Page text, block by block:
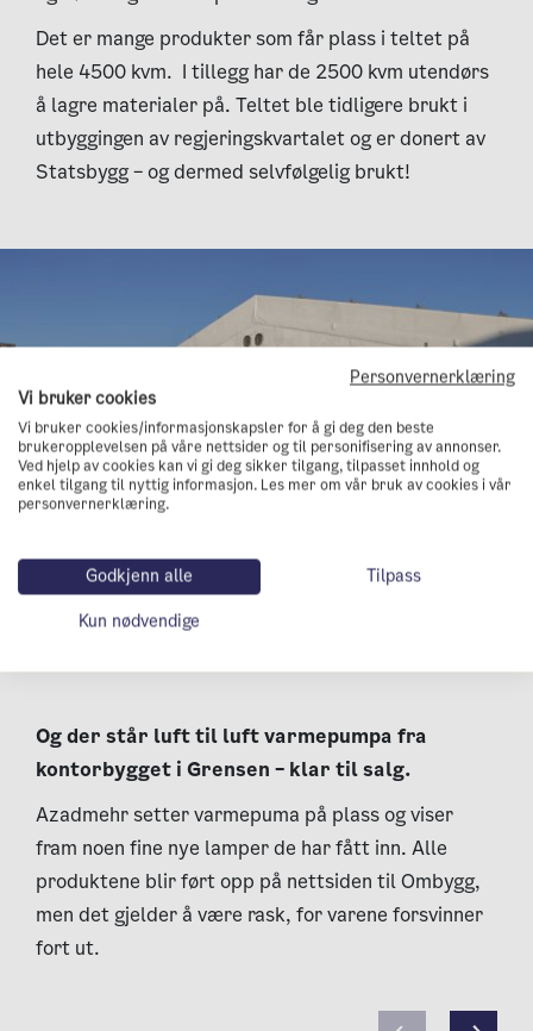
Det er mange produkter som får plass i teltet på
hele 4500 kvm. I tillegg har de 2500 kvm utendørs
å lagre materialer på. Teltet ble tidligere brukt i
utbyggingen av regjeringskvartalet og er donert av
Statsbygg – og dermed selvfølgelig brukt!
På Økern i Oslo, rett ved Løren skole finner du det store
teltet til Ombygg. På innsiden er det en skattekiste av
brukte byggematerialer som er mer enn gode nok til å
Og der står luft til luft varmepumpa fra
kontorbygget i Grensen – klar til salg.
Azadmehr setter varmepuma på plass og viser
fram noen fine nye lamper de har fått inn. Alle
produktene blir ført opp på nettsiden til Ombygg,
men det gjelder å være rask, for varene forsvinner
fort ut.
Personvernerklæring
Vi bruker cookies
Vi bruker cookies/informasjonskapsler for å gi deg den beste
brukeropplevelsen på våre nettsider og til personifisering av annonser.
Ved hjelp av cookies kan vi gi deg sikker tilgang, tilpasset innhold og
enkel tilgang til nyttig informasjon. Les mer om vår bruk av cookies i vår
personvernerklæring.
Godkjenn alle
Tilpass
Kun nødvendige